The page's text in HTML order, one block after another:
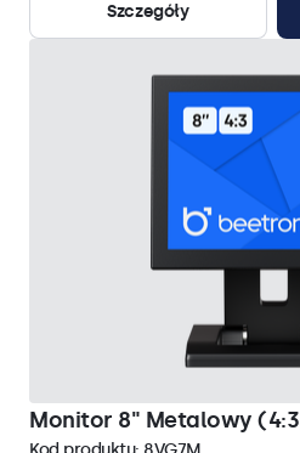
Szczegóły
Monitor 8" Metalowy